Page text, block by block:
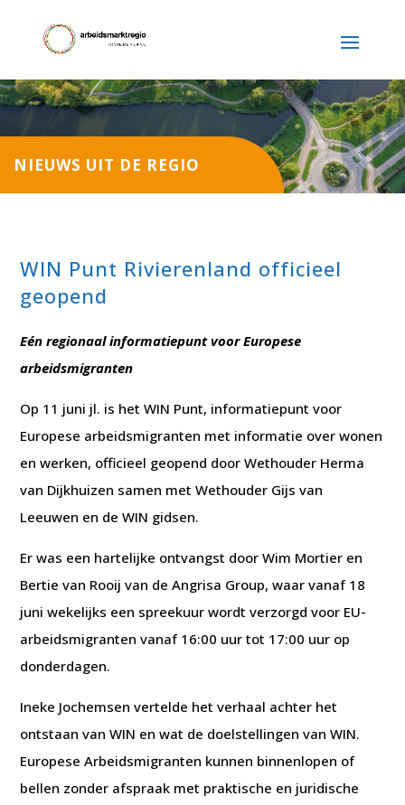
NIEUWS UIT DE REGIO
WIN Punt Rivierenland officieel
geopend
Eén regionaal informatiepunt voor Europese
arbeidsmigranten
Op 11 juni jl. is het WIN Punt, informatiepunt voor
Europese arbeidsmigranten met informatie over wonen
en werken, officieel geopend door Wethouder Herma
van Dijkhuizen samen met Wethouder Gijs van
Leeuwen en de WIN gidsen.
Er was een hartelijke ontvangst door Wim Mortier en
Bertie van Rooij van de Angrisa Group, waar vanaf 18
juni wekelijks een spreekuur wordt verzorgd voor EU-
arbeidsmigranten vanaf 16:00 uur tot 17:00 uur op
donderdagen.
Ineke Jochemsen vertelde het verhaal achter het
ontstaan van WIN en wat de doelstellingen van WIN.
Europese Arbeidsmigranten kunnen binnenlopen of
bellen zonder afspraak met praktische en juridische